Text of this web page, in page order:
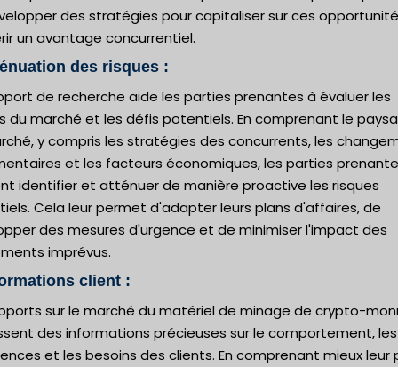
des stratégies pour capitaliser sur ces
un avantage concurrentiel.
des risques :
de recherche aide les parties prenantes à évaluer les
du marché et les défis potentiels. En comprenant le
y compris les stratégies des concurrents, les
et les facteurs économiques, les parties
identifier et atténuer de manière proactive les risques
Cela leur permet d'adapter leurs plans d'affaires, de
des mesures d'urgence et de minimiser l'impact des
imprévus.
client :
sur le marché du matériel de minage de crypto-
des informations précieuses sur le comportement, les
et les besoins des clients. En comprenant mieux leur